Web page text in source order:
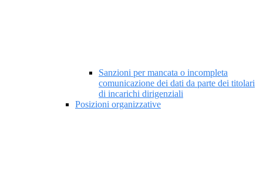
Sanzioni per mancata o incompleta
comunicazione dei dati da parte dei titolari
di incarichi dirigenziali
Posizioni organizzative